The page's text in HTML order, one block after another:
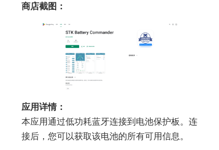
商店截图：
应用详情：
本应用通过低功耗蓝牙连接到电池保护板。连
接后，您可以获取该电池的所有可用信息。